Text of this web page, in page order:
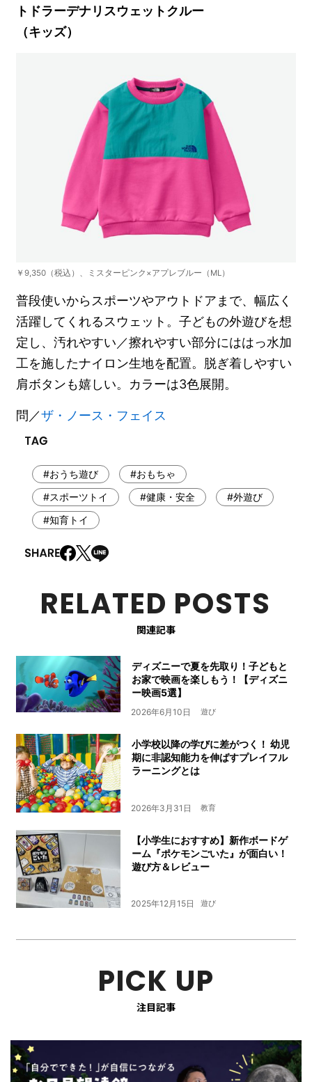
トドラーデナリスウェットクルー
（キッズ）
￥9,350（税込）、ミスターピンク×アプレブルー（ML）
普段使いからスポーツやアウトドアまで、幅広く
活躍してくれるスウェット。子どもの外遊びを想
定し、汚れやすい／擦れやすい部分にははっ水加
工を施したナイロン生地を配置。脱ぎ着しやすい
肩ボタンも嬉しい。カラーは3色展開。
問／ザ・ノース・フェイス
#おうち遊び
#おもちゃ
#スポーツトイ
#健康・安全
#外遊び
#知育トイ
RELATED POSTS
関連記事
ディズニーで夏を先取り！子どもと
お家で映画を楽しもう！【ディズニ
ー映画5選】
2026年6月10日 遊び
小学校以降の学びに差がつく！ 幼児
期に非認知能力を伸ばすプレイフル
ラーニングとは
2026年3月31日 教育
【小学生におすすめ】新作ボードゲ
ーム『ポケモンごいた』が面白い！
遊び方＆レビュー
2025年12月15日 遊び
PICK UP
注目記事